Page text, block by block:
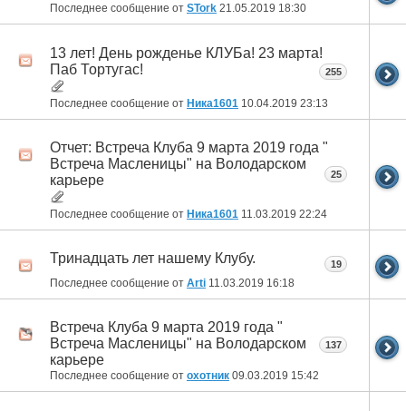
Последнее сообщение от STork 21.05.2019 18:30
13 лет! День рожденье КЛУБа! 23 марта!
Паб Тортугас!
Последнее сообщение от Ника1601 10.04.2019 23:13
255
Отчет: Встреча Клуба 9 марта 2019 года "
Встреча Масленицы" на Володарском
карьере
Последнее сообщение от Ника1601 11.03.2019 22:24
25
Тринадцать лет нашему Клубу.
Последнее сообщение от Arti 11.03.2019 16:18
19
Встреча Клуба 9 марта 2019 года "
Встреча Масленицы" на Володарском
карьере
Последнее сообщение от охотник 09.03.2019 15:42
137